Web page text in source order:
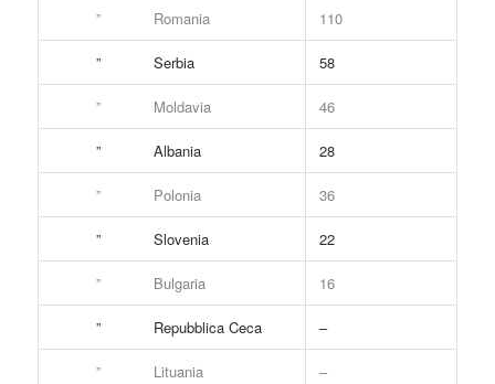
” Romania 110
” Serbia 58
” Moldavia 46
” Albania 28
” Polonia 36
” Slovenia 22
” Bulgaria 16
” Repubblica Ceca –
” Lituania –